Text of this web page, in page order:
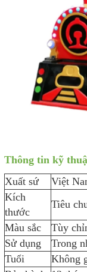
Thông tin kỹ
Xuất sứ
Việt
Kích
thước
Tiêu
Màu sắc
Tùy
Sử dụng
Trong
Tuổi
Không